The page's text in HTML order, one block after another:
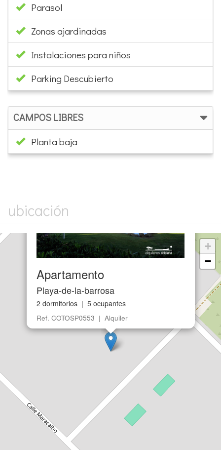
Parasol
Zonas ajardinadas
Instalaciones para niños
Parking Descubierto
CAMPOS LIBRES
Planta baja
ubicación
Apartamento
Playa-de-la-barrosa
2 dormitorios | 5 ocupantes
Ref. COTOSP0553 | Alquiler
+
−